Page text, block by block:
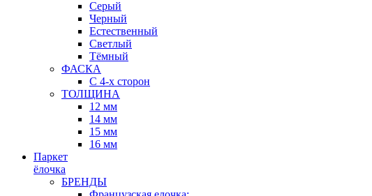
Серый
Черный
Естественный
Светлый
Тёмный
ФАСКА
С 4-х сторон
ТОЛЩИНА
12 мм
14 мм
15 мм
16 мм
Паркет
ёлочка
БРЕНДЫ